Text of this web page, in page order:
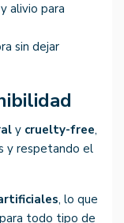
alivio para
sin dejar
y cruelty-free,
y respetando el
, lo que
todo tipo de